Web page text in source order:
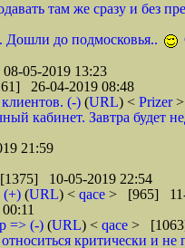
там же сразу и без
Дошли до подмосковья..
05-2019 13:23
26-04-2019 08:48
(-) (URL) < Prizer
кабинет. Завтра будет
21:59
10-05-2019 22:54
(+) (URL) < qace > [965] 11-
=> (-) (URL) < qace >
критически и не